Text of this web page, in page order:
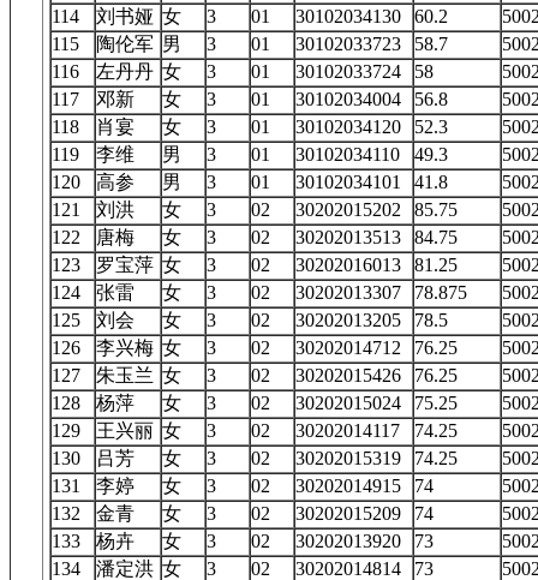
114
刘书娅 女 3 01 30102034130 60.2
115
陶伦军 男 3 01 30102033723 58.7
116
左丹丹 女 3 01 30102033724 58
117
邓新 女 3 01 30102034004 56.8
118
肖宴 女 3 01 30102034120 52.3
119
李维 男 3 01 30102034110 49.3
120
高参 男 3 01 30102034101 41.8
121
刘洪 女 3 02 30202015202 85.75
122
唐梅 女 3 02 30202013513 84.75
123
罗宝萍 女 3 02 30202016013 81.25
124
张雷 女 3 02 30202013307 78.875
125
刘会 女 3 02 30202013205 78.5
126
李兴梅 女 3 02 30202014712 76.25
127
朱玉兰 女 3 02 30202015426 76.25
128
杨萍 女 3 02 30202015024 75.25
129
王兴丽 女 3 02 30202014117 74.25
130
吕芳 女 3 02 30202015319 74.25
131
李婷 女 3 02 30202014915 74
132
金青 女 3 02 30202015209 74
133
杨卉 女 3 02 30202013920 73
134
潘定洪 女 3 02 30202014814 73